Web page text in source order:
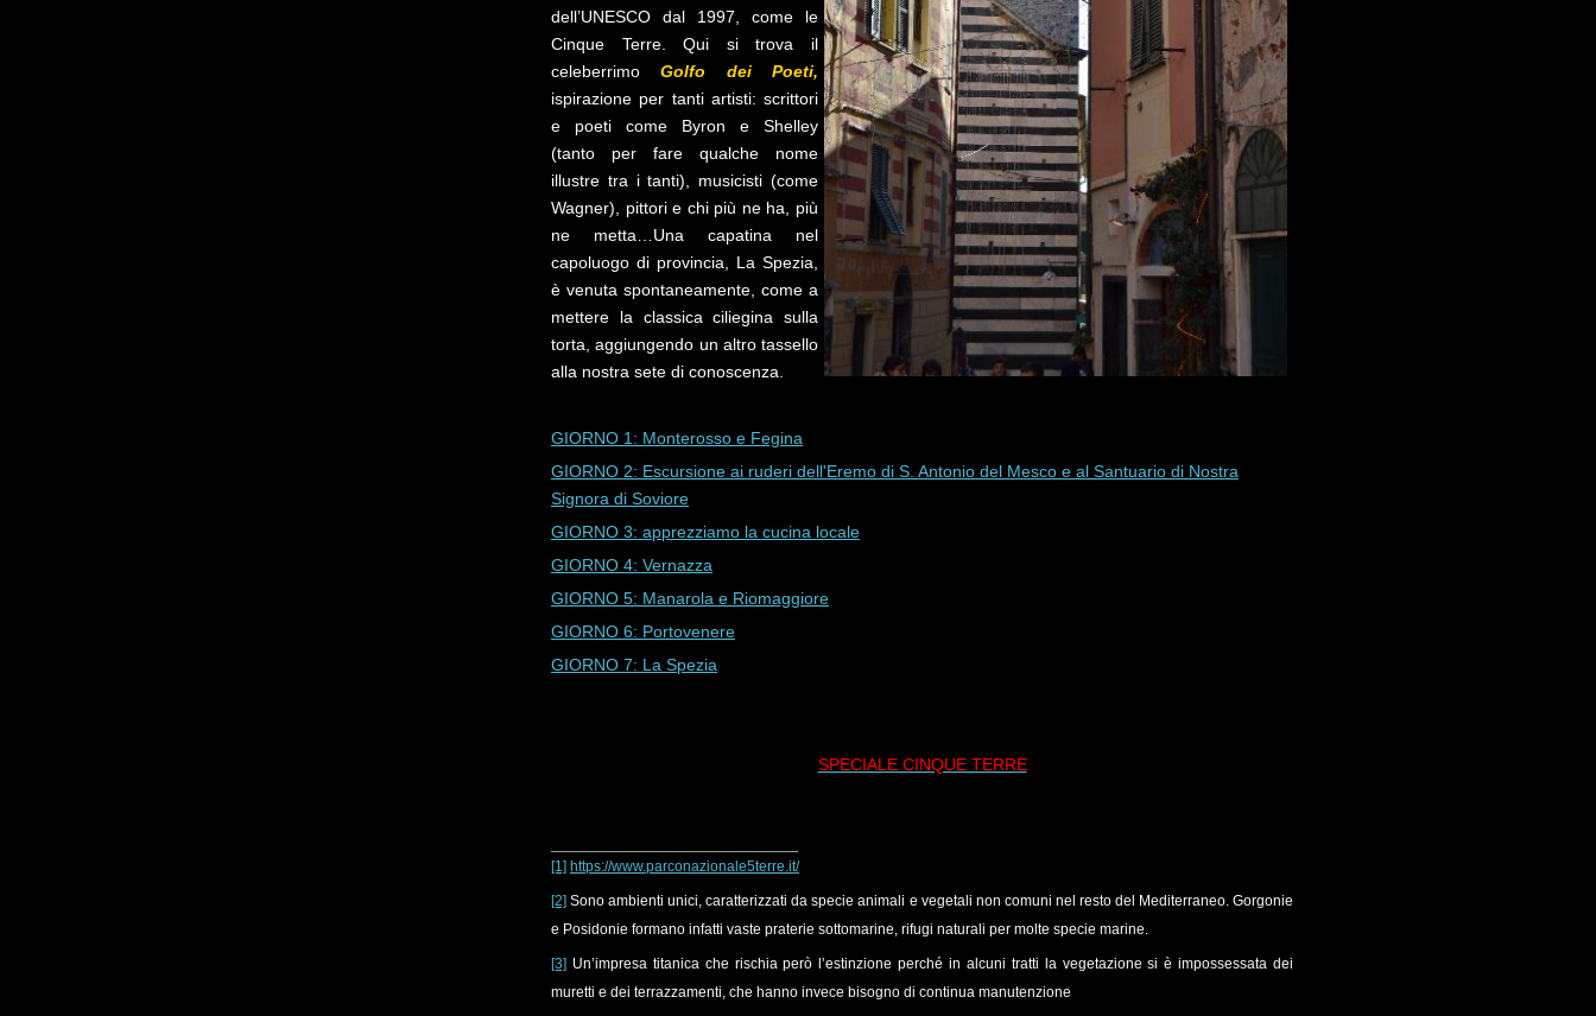
dell’UNESCO dal 1997, come le
Cinque Terre. Qui si trova il
celeberrimoGolfo dei Poeti,
ispirazione per tanti artisti: scrittori
e poeti come Byron e Shelley
(tanto per fare qualche nome
illustre tra i tanti), musicisti (come
Wagner), pittori e chi più ne ha, più
ne metta…Una capatina nel
capoluogo di provincia, La Spezia,
è venuta spontaneamente, come a
mettere la classica ciliegina sulla
torta, aggiungendo un altro tassello
alla nostra sete di conoscenza.
GIORNO 1: Monterosso e Fegina
GIORNO 2: Escursione ai ruderi dell'Eremo di S. Antonio del Mesco e al Santuario di Nostra
Signora di Soviore
GIORNO 3: apprezziamo la cucina locale
GIORNO 4: Vernazza
GIORNO 5: Manarola e Riomaggiore
GIORNO 6: Portovenere
GIORNO 7: La Spezia
SPECIALE CINQUE TERRE
[1] https://www.parconazionale5terre.it/
[2] Sono ambienti unici, caratterizzati da specie animali e vegetali non comuni nel resto del Mediterraneo. Gorgonie
e Posidonie formano infatti vaste praterie sottomarine, rifugi naturali per molte specie marine.
[3] Un’impresa titanica che rischia però l’estinzione perché in alcuni tratti la vegetazione si è impossessata dei
muretti e dei terrazzamenti, che hanno invece bisogno di continua manutenzione